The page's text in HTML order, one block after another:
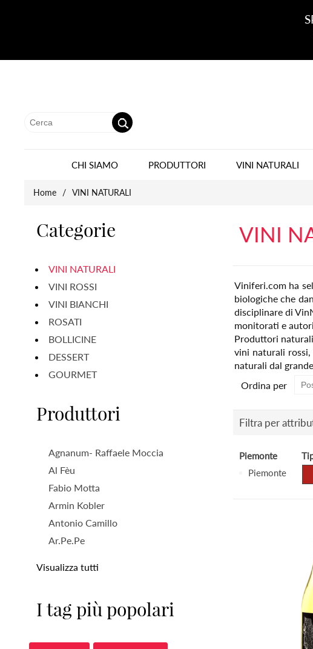
CHI SIAMO PRODUTTORI VINI NATURALI
Home / VINI NATURALI
Categorie
VINI NATURALI
VINI ROSSI
VINI BIANCHI
ROSATI
BOLLICINE
DESSERT
GOURMET
Produttori
Agnanum- Raffaele Moccia
Al Fèu
Fabio Motta
Armin Kobler
Antonio Camillo
Ar.Pe.Pe
Visualizza tutti
I tag più popolari
VINI
Viniferi.com ha
biologiche che
disciplinare di
monitorati e
Produttori
vini naturali
naturali dal
Ordina per
Filtra per
Piemonte
Piemonte